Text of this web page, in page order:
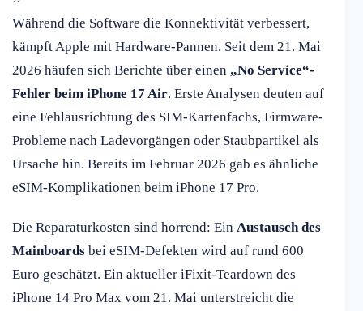
Während die Software die Konnektivität verbessert,
kämpft Apple mit Hardware-Pannen. Seit dem 21. Mai
2026 häufen sich Berichte über einen „No Service“-
Fehler beim iPhone 17 Air. Erste Analysen deuten auf
eine Fehlausrichtung des SIM-Kartenfachs, Firmware-
Probleme nach Ladevorgängen oder Staubpartikel als
Ursache hin. Bereits im Februar 2026 gab es ähnliche
eSIM-Komplikationen beim iPhone 17 Pro.
Die Reparaturkosten sind horrend: Ein Austausch des
Mainboards bei eSIM-Defekten wird auf rund 600
Euro geschätzt. Ein aktueller iFixit-Teardown des
iPhone 14 Pro Max vom 21. Mai unterstreicht die